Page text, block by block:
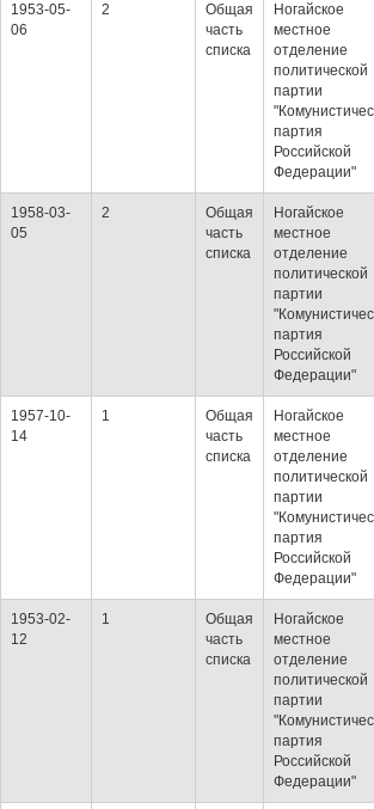
1953-05-
06
2
Общая
часть
списка
Ногайское
местное
отделение
политической
партии
партия
Российской
Федерации"
1958-03-
05
2
Общая
часть
списка
Ногайское
местное
отделение
политической
партии
партия
Российской
Федерации"
1957-10-
14
1
Общая
часть
списка
Ногайское
местное
отделение
политической
партии
партия
Российской
Федерации"
1953-02-
12
1
Общая
часть
списка
Ногайское
местное
отделение
политической
партии
партия
Российской
Федерации"